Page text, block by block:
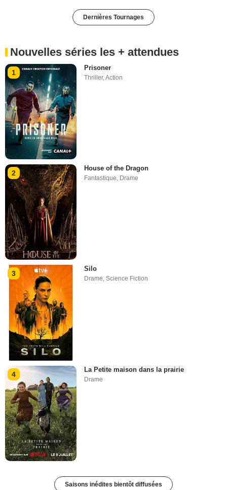
Dernières Tournages
Nouvelles séries les + attendues
1
Prisoner
Thriller,Action
2
House of the Dragon
Fantastique, Drame
3
Silo
Drame,Science Fiction
4
La Petite maison dans la prairie
Drame
Saisons inédites bientôt diffusées